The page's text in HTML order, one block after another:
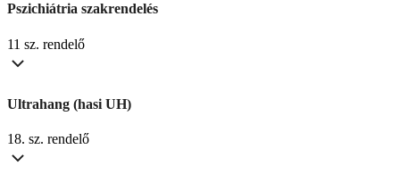
Pszichiátria szakrendelés
11 sz. rendelő
Ultrahang (hasi UH)
18. sz. rendelő